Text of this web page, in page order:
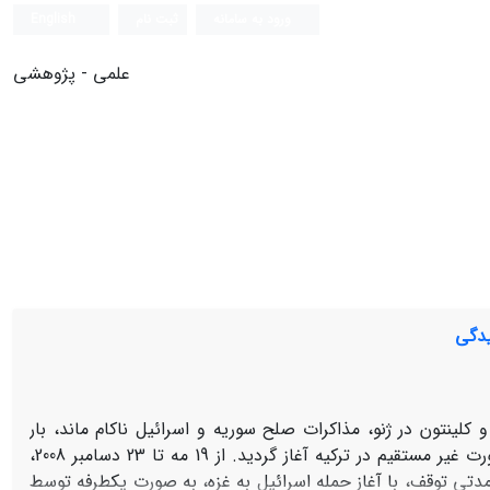
علمی - پژوهشی
اسد و کلینتون در ژنو، مذاکرات صلح سوریه و اسرائیل ناکام ماند، بار
دیگر از بهار سال 2008، مذاکرات رسمی به صورت غیر مستقیم در ترکیه آغاز گردید. از 19 مه تا 23 دسامبر 2008،
توقف، با آغاز حمله اسرائیل به غزه، به صورت یکطرفه توسط